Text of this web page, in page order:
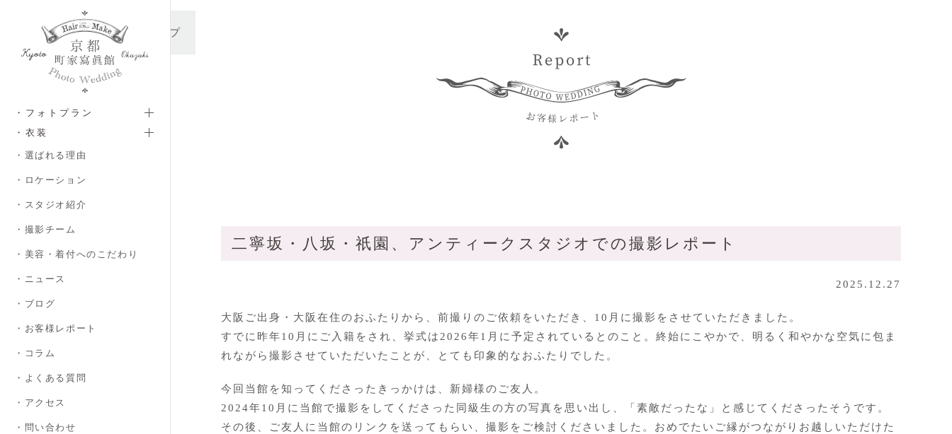
メインコンテンツへスキップ
・フォトプラン
・衣装
・選ばれる理由
・ロケーション
・スタジオ紹介
・撮影チーム
・美容・着付へのこだわり
・ニュース
・ブログ
・お客様レポート
・コラム
・よくある質問
・アクセス
・問い合わせ
二寧坂・八坂・祇園、アンティークスタジオでの撮影レポート
2025.12.27
大阪ご出身・大阪在住のおふたりから、前撮りのご依頼をいただき、10月に撮影をさせていただきました。
すでに昨年10月にご入籍をされ、挙式は2026年1月に予定されているとのこと。終始にこやかで、明るく和やかな空気に包ま
れながら撮影させていただいたことが、とても印象的なおふたりでした。
今回当館を知ってくださったきっかけは、新婦様のご友人。
2024年10月に当館で撮影をしてくださった同級生の方の写真を思い出し、「素敵だったな」と感じてくださったそうです。
その後、ご友人に当館のリンクを送ってもらい、撮影をご検討くださいました。おめでたいご縁がつながりお越しいただけた